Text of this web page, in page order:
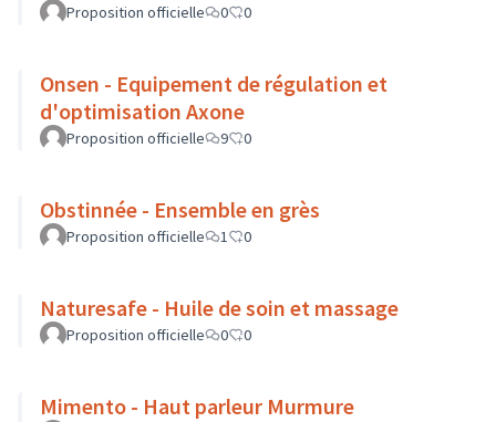
Proposition officielle 0 0
Onsen - Equipement de régulation et
d'optimisation Axone
Proposition officielle 9 0
Obstinnée - Ensemble en grès
Proposition officielle 1 0
Naturesafe - Huile de soin et massage
Proposition officielle 0 0
Mimento - Haut parleur Murmure